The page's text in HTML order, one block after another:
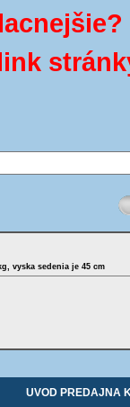
vyska sedenia je 45 cm
UVOD PREDAJNA